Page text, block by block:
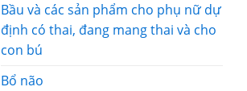
Bầu và các sản phẩm cho phụ nữ dự
định có thai, đang mang thai và cho
con bú
Bổ não